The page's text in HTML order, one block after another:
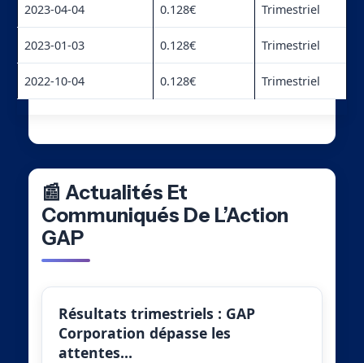
2023-04-04 0.128€ Trimestriel
2023-01-03 0.128€ Trimestriel
2022-10-04 0.128€ Trimestriel
📰 Actualités Et
Communiqués De L’Action
GAP
Résultats trimestriels : GAP
Corporation dépasse les
attentes…